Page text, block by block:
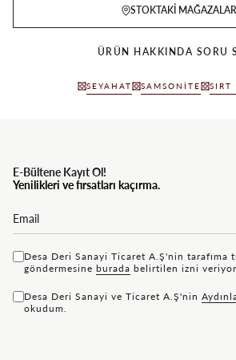
STOKTAKI MAĞAZALAR
ÜRÜN HAKKINDA SORU
SEYAHAT SAMSONITE SIRT
E-Bültene Kayıt Ol!
Yenilikleri ve fırsatları kaçırma.
Desa Deri Sanayi Ticaret A.Ş'nin
göndermesine bu rada belirtilen izni
Desa Deri Sanayi ve Ticaret A.Ş'nin
okudum.